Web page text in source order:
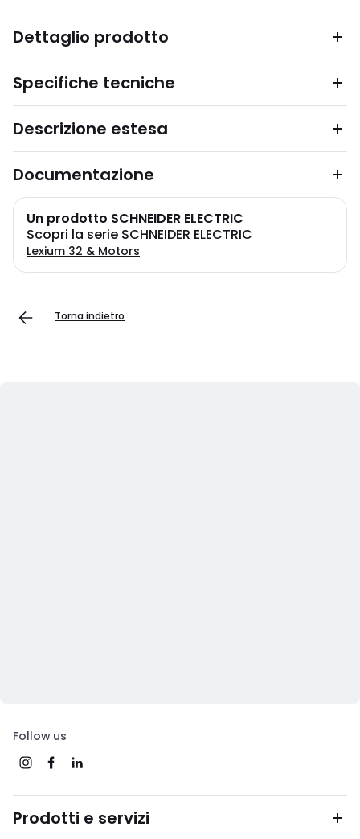
Dettaglio prodotto
Specifiche tecniche
Descrizione estesa
Documentazione
Un prodotto SCHNEIDER ELECTRIC
Scopri la serie SCHNEIDER ELECTRIC
Lexium 32 & Motors
Torna indietro
Follow us
Prodotti e servizi